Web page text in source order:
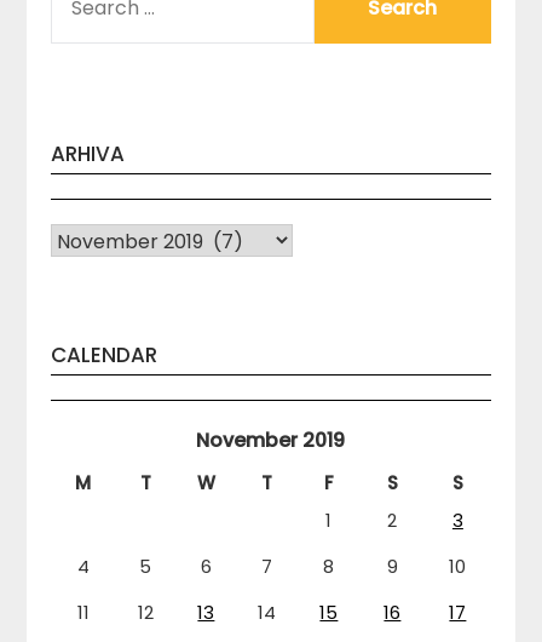
FOR:
ARHIVA
Arhiva
CALENDAR
November 2019
M T W T F S
S
1
2
3
4
5 6 7 8 9
10
11
12 13 14 15 16
17